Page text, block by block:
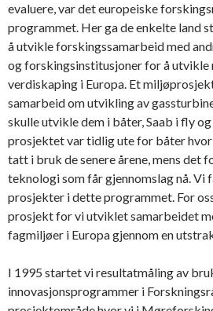
evaluere, var det europeiske
programmet. Her ga de enkelte land
å utvikle forskingssamarbeid med
og forskingsinstitusjoner for å
verdiskaping i Europa. Et
samarbeid om utvikling av
skulle utvikle dem i båter, Saab i fly
prosjektet var tidlig ute for båter
tatt i bruk de senere årene, mens det
teknologi som får gjennomslag nå. Vi
prosjekter i dette programmet. For
prosjekt for vi utviklet samarbeidet
fagmiljøer i Europa gjennom en
I 1995 startet vi resultatmåling av
innovasjonsprogrammer i